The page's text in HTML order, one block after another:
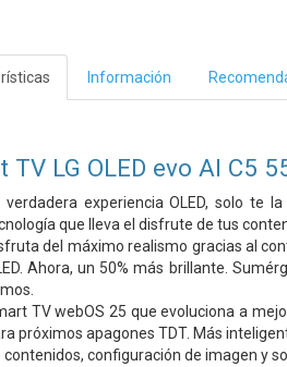
Información
TV LG OLED evo AI C5
verdadera experiencia OLED, solo te
que lleva el disfrute de tus
del máximo realismo gracias al
Ahora, un 50% más brillante.
TV webOS 25 que evoluciona a
próximos apagones TDT. Más
contenidos, configuración de imagen y